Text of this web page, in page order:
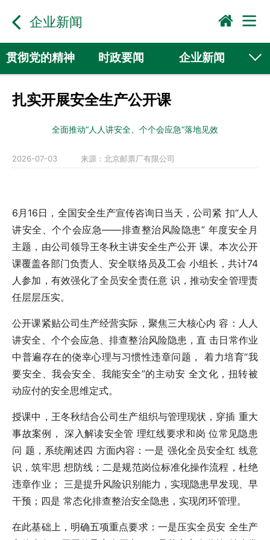
企业新闻
贯彻党的精神 时政要闻
企业新闻
扎实开展安全生产公开课
全面推动“人人讲安全、个个会应急”落地见效
2026-07-03 来源：北京邮票厂有限公司
6月16日，全国安全生产宣传咨询日当天，公司紧 扣“人人
讲安全、个个会应急——排查整治风险隐患” 年度安全月
主题，由公司领导王冬秋主讲安全生产公开 课。本次公开
课覆盖各部门负责人、安全联络员及工会 小组长，共计74
人参加，有效强化了全员安全责任意 识，推动安全管理责
任层层压实。
公开课紧贴公司生产经营实际，聚焦三大核心内 容：人人
讲安全、个个会应急、排查整治风险隐患，直 击日常作业
中普遍存在的侥幸心理与习惯性违章问题， 着力培育“我
要安全、我会安全、我能安全”的主动安 全文化，扭转被
动应付的安全思维定式。
授课中，王冬秋结合公司生产组织与管理现状，穿插 重大
事故案例， 深入解读安全管 理红线要求和岗 位常见隐患
问 题，系统阐述四 方面内容：一是 强化全员安全红 线意
识，筑牢思 想防线；二是规范岗位标准化操作流程，杜绝
违章作业； 三是提升风险识别能力，实现隐患早发现、早
干预；四是 常态化排查整治安全隐患，实现闭环管理。
在此基础上，明确五项重点要求：一是压实全员安 全生产